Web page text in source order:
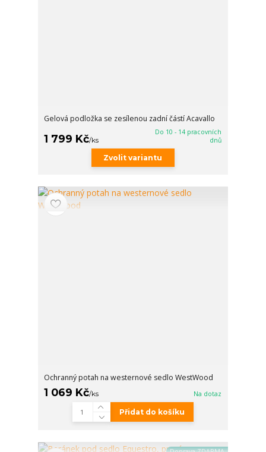
Gelová podložka se zesílenou zadní částí Acavallo
1 799 Kč/ks
Do 10 - 14 pracovních
dnů
Zvolit variantu
Ochranný potah na westernové sedlo WestWood
1 069 Kč/ks Na dotaz
Přidat do košíku